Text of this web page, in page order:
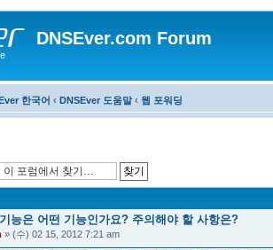
DNSEver.com Forum
한국어 ‹ DNSEver 도움말 ‹ 웹 포워딩
능은 어떤 기능인가요? 주의해야 할 사항은?
» (수) 02 15, 2012 7:21 am